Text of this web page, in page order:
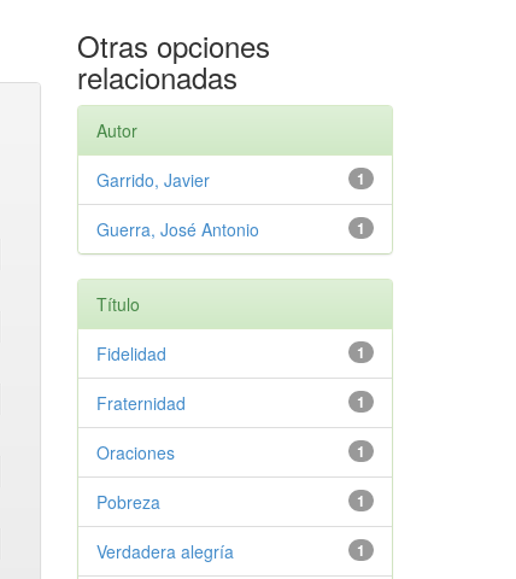
Otras opciones
relacionadas
Autor
1
Garrido, Javier
1
Guerra, José Antonio
Título
1
Fidelidad
1
Fraternidad
1
Oraciones
1
Pobreza
1
Verdadera alegría